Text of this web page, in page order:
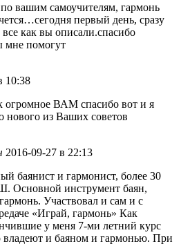
вашим самоучителям, гармонь
первый день, сразу
как вы описали.спасибо
мне помогут
10:38
ВАМ спасибо вот и я
нового из Ваших советов
2016-09-27 в 22:13
баянист и гармонист, более 30
Основной инструмент баян,
Участвовал и сам и с
«Играй, гармонь» Как
у меня 7-ми летний курс
владеют и баяном и гармонью. При